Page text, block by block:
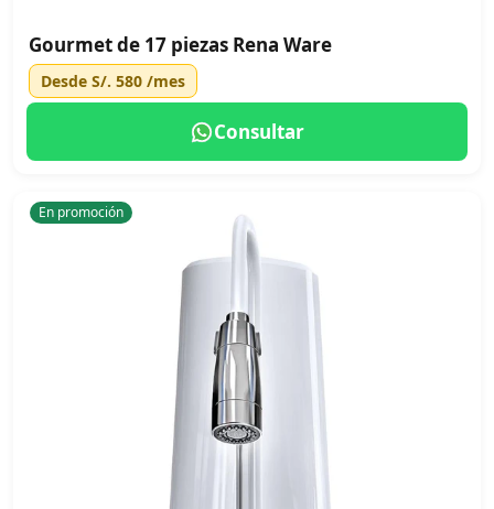
Gourmet de 17 piezas Rena Ware
Desde S/. 580 /mes
Consultar
En promoción